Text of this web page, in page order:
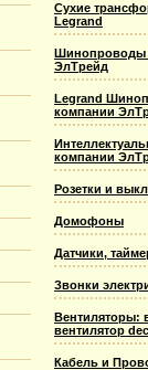
Сухие
Legrand
Шинопроводы
ЭлТрейд
Legrand
компании
компании
Розетки и
Домофоны
Датчики,
Звонки
Вентиляторы:
вентилятор
Кабель и